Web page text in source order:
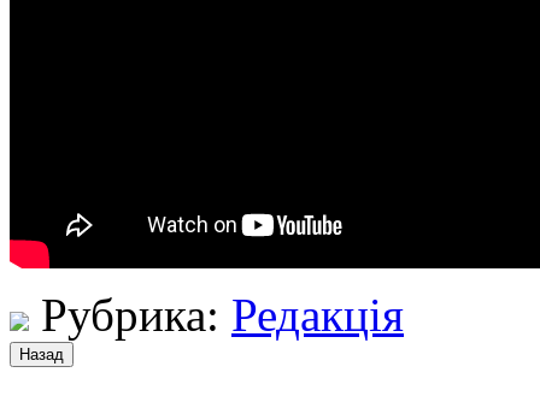
Рубрика: Редакція